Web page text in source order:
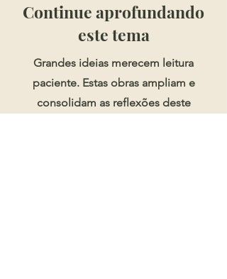
​​​Continue aprofundando
este tema
Grandes ideias merecem leitura
paciente. Estas obras ampliam e
consolidam as reflexões deste